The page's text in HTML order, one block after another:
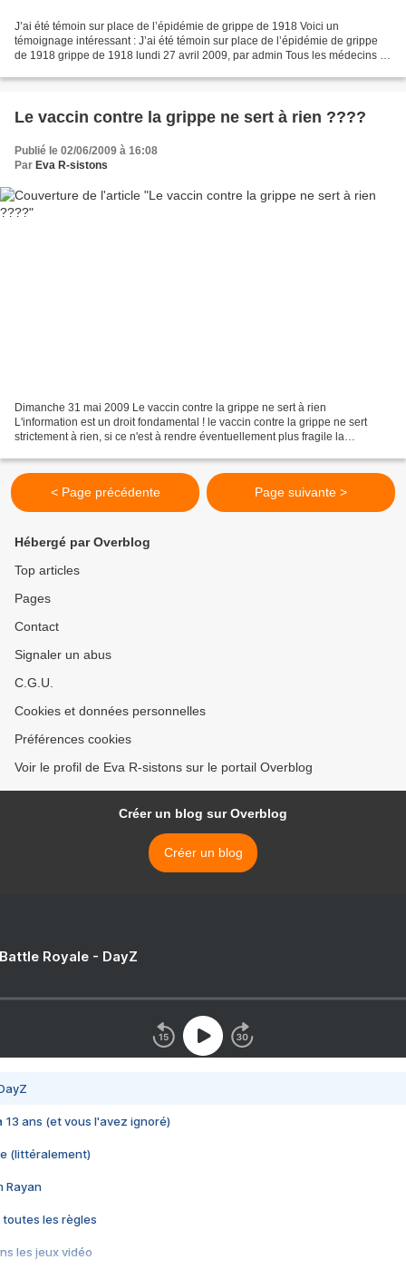
J’ai été témoin sur place de l’épidémie de grippe de 1918 Voici un
témoignage intéressant : J’ai été témoin sur place de l’épidémie de grippe
de 1918 grippe de 1918 lundi 27 avril 2009, par admin Tous les médecins et
Le vaccin contre la grippe ne sert à rien ????
Publié le 02/06/2009 à 16:08
Par Eva R-sistons
Dimanche 31 mai 2009 Le vaccin contre la grippe ne sert à rien
L'information est un droit fondamental ! le vaccin contre la grippe ne sert
strictement à rien, si ce n'est à rendre éventuellement plus fragile la
< Page précédente Page suivante >
Hébergé par Overblog
Top articles
Pages
Contact
Signaler un abus
C.G.U.
Cookies et données personnelles
Préférences cookies
Voir le profil de Eva R-sistons sur le portail Overblog
Créer un blog sur Overblog
Créer un blog
Royale - DayZ
13 ans (et vous l'avez ignoré)
(littéralement)
Rayan
toutes les règles
les jeux vidéo